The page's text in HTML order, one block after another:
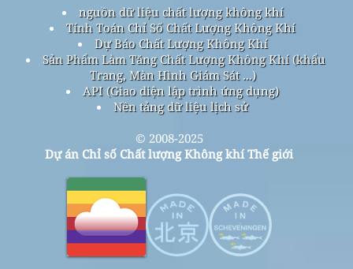
nguồn dữ liệu chất lượng không khí
Tính Toán Chỉ Số Chất Lượng Không Khí
Dự Báo Chất Lượng Không Khí
Sản Phẩm Làm Tăng Chất Lượng Không Khí (khẩu
Trang, Màn Hình Giám Sát ...)
API (Giao diện lập trình ứng dụng)
Nền tảng dữ liệu lịch sử
© 2008-2025
Dự án Chỉ số Chất lượng Không khí Thế giới